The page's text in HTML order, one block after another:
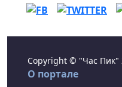
Copyright © "Час
О портале